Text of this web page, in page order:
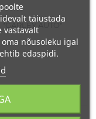
AUTO"
täiustada
vastavalt
nõusoleku igal
edaspidi.